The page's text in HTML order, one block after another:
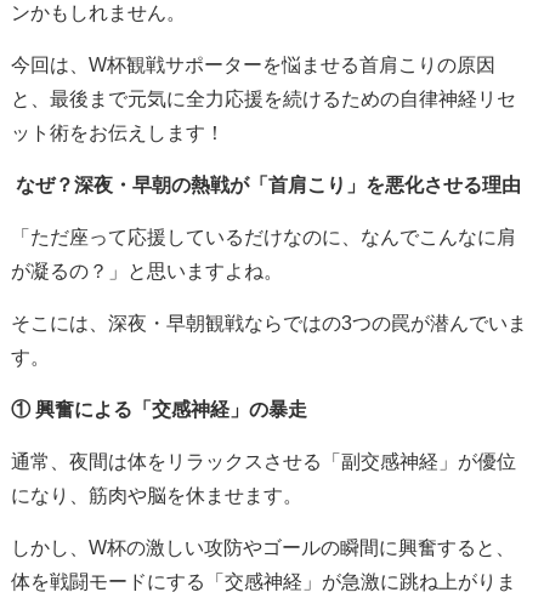
ンかもしれません。
今回は、W杯観戦サポーターを悩ませる首肩こりの原因
と、最後まで元気に全力応援を続けるための自律神経リセ
ット術をお伝えします！
なぜ？深夜・早朝の熱戦が「首肩こり」を悪化させる理由
「ただ座って応援しているだけなのに、なんでこんなに肩
が凝るの？」と思いますよね。
そこには、深夜・早朝観戦ならではの3つの罠が潜んでいま
す。
① 興奮による「交感神経」の暴走
通常、夜間は体をリラックスさせる「副交感神経」が優位
になり、筋肉や脳を休ませます。
しかし、W杯の激しい攻防やゴールの瞬間に興奮すると、
体を戦闘モードにする「交感神経」が急激に跳ね上がりま